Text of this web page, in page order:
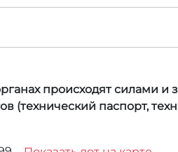
происходят силами и
(технический паспорт,